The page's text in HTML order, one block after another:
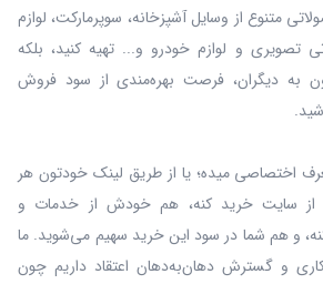
متنوع از وسایل آشپزخانه، سوپرمارکت، لوازم
تصویری و لوازم خودرو و... تهیه کنید، بلکه
به دیگران، فرصت بهره‌مندی از سود فروش
اختصاصی میده؛ یا از طریق لینک خودتون هر
سایت خرید کنه، هم خودش از خدمات و
و هم شما در سود این خرید سهیم می‌شوید. ما
و گسترش دهان‌به‌دهان اعتقاد داریم چون